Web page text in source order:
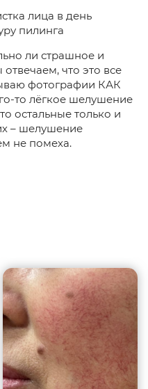
лица в день
пилинга
ли страшное и
что это все
фотографии КАК
то лёгкое шелушение
остальные только и
– шелушение
не помеха.